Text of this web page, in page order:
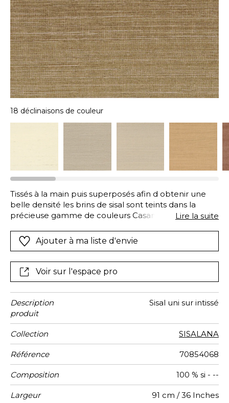
18 déclinaisons de couleur
Tissés à la main puis superposés afin d obtenir une
belle densité les brins de sisal sont teints dans la
précieuse gamme de couleurs Casamance. Ils se
dispersent sur les murs leurs reflets chatoyants. Ce
revêtement mural naturel peut présenter des lés
valorise son aspect artisanal et authentique.
Lire la suite
Ajouter à ma liste d'envie
Voir sur l'espace pro
Description
produit
Sisal uni sur intissé
Collection SISALANA
Référence 70854068
Composition 100 % si - --
Largeur 91 cm / 36 Inches